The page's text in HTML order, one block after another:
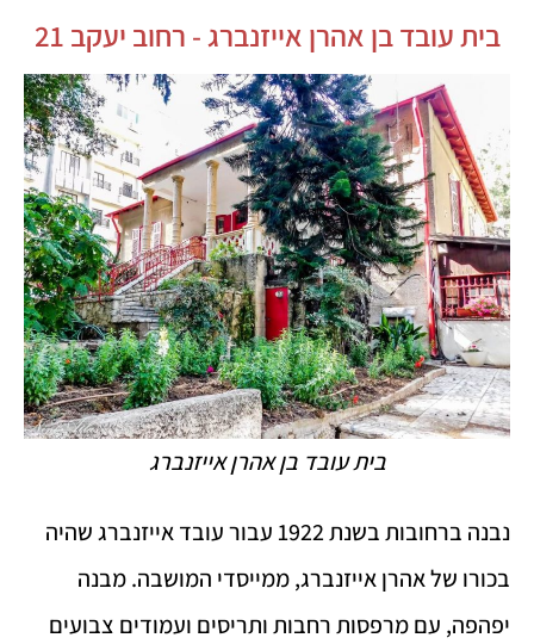
בית עובד בן אהרן אייזנברג - רחוב יעקב 21
בית עובד בן אהרן אייזנברג
נבנה ברחובות בשנת 1922 עבור עובד אייזנברג שהיה
בכורו של אהרן אייזנברג, ממייסדי המושבה. מבנה
יפהפה, עם מרפסות רחבות ותריסים ועמודים צבועים